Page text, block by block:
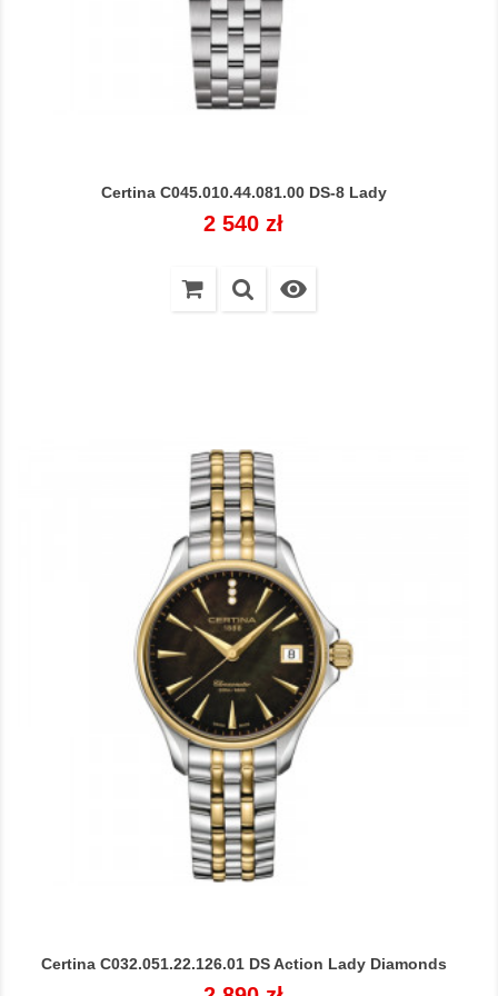
Certina C045.010.44.081.00 DS-8 Lady
Cena
2 540 zł

Certina C032.051.22.126.01 DS Action Lady Diamonds